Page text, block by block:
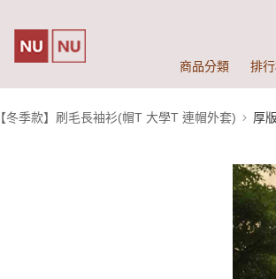
商品分類 排
【冬季款】刷毛長袖衫(帽T 大學T 連帽外套) 厚